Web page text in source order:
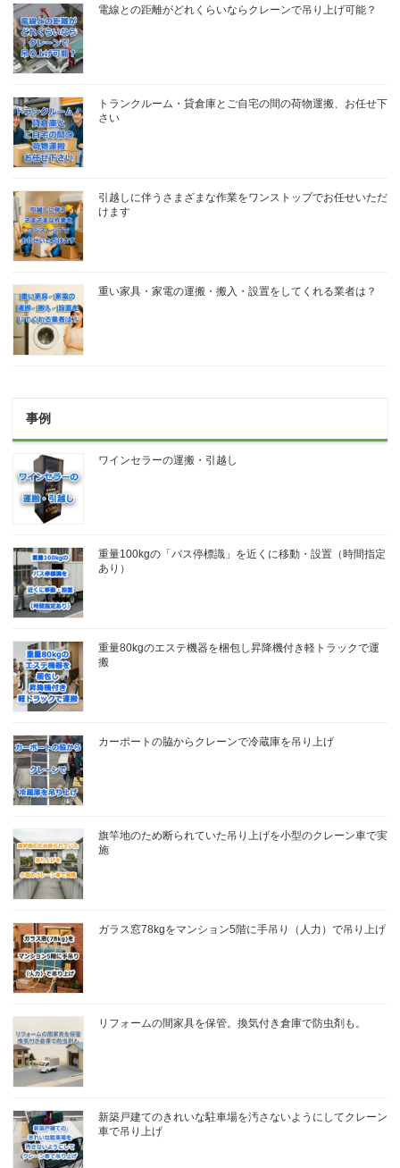
電線との距離がどれくらいならクレーンで吊り上げ可能？
トランクルーム・貸倉庫とご自宅の間の荷物運搬、お任せ下
さい
引越しに伴うさまざまな作業をワンストップでお任せいただ
けます
重い家具・家電の運搬・搬入・設置をしてくれる業者は？
事例
ワインセラーの運搬・引越し
重量100kgの「バス停標識」を近くに移動・設置（時間指定
あり）
重量80kgのエステ機器を梱包し昇降機付き軽トラックで運
搬
カーポートの脇からクレーンで冷蔵庫を吊り上げ
旗竿地のため断られていた吊り上げを小型のクレーン車で実
施
ガラス窓78kgをマンション5階に手吊り（人力）で吊り上げ
リフォームの間家具を保管。換気付き倉庫で防虫剤も。
新築戸建てのきれいな駐車場を汚さないようにしてクレーン
車で吊り上げ